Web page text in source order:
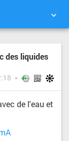
des liquides
de l'eau et